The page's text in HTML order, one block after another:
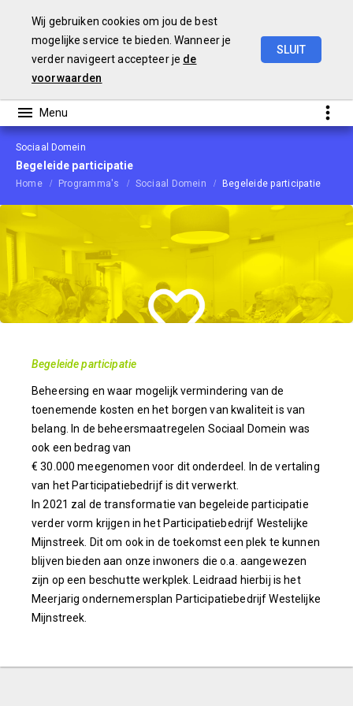
Sociaal Domein
Begeleide participatie
Home Programma's Sociaal Domein Begeleide participatie
Begeleide participatie
Beheersing en waar mogelijk vermindering van de
toenemende kosten en het borgen van kwaliteit is van
belang. In de beheersmaatregelen Sociaal Domein was
ook een bedrag van
€ 30.000 meegenomen voor dit onderdeel. In de vertaling
van het Participatiebedrijf is dit verwerkt.
In 2021 zal de transformatie van begeleide participatie
verder vorm krijgen in het Participatiebedrijf Westelijke
Mijnstreek. Dit om ook in de toekomst een plek te kunnen
blijven bieden aan onze inwoners die o.a. aangewezen
zijn op een beschutte werkplek. Leidraad hierbij is het
Meerjarig ondernemersplan Participatiebedrijf Westelijke
Mijnstreek.
Wij gebruiken cookies om jou de best
mogelijke service te bieden. Wanneer je
verder navigeert accepteer je de
voorwaarden
SLUIT